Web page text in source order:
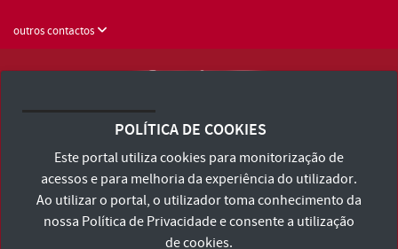
outros contactos
Consulte os Termos e Condições e Política de Privacidade
Declaração de Acessibilidade
POLÍTICA DE COOKIES
Este portal utiliza cookies para monitorização de
acessos e para melhoria da experiência do utilizador.
Ao utilizar o portal, o utilizador toma conhecimento da
nossa Política de Privacidadee consente a utilização
de cookies.